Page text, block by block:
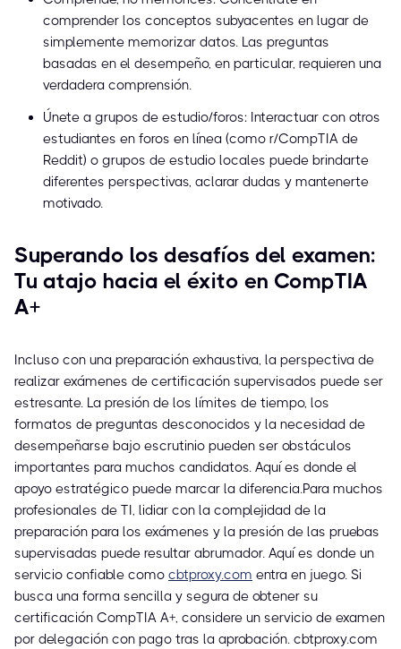
comprender los conceptos subyacentes en lugar de
simplemente memorizar datos. Las preguntas
basadas en el desempeño, en particular, requieren una
verdadera comprensión.
Únete a grupos de estudio/foros: Interactuar con otros
estudiantes en foros en línea (como r/CompTIA de
Reddit) o grupos de estudio locales puede brindarte
diferentes perspectivas, aclarar dudas y mantenerte
motivado.
Superando los desafíos del examen:
Tu atajo hacia el éxito en CompTIA
A+
Incluso con una preparación exhaustiva, la perspectiva de
realizar exámenes de certificación supervisados puede ser
estresante. La presión de los límites de tiempo, los
formatos de preguntas desconocidos y la necesidad de
desempeñarse bajo escrutinio pueden ser obstáculos
importantes para muchos candidatos. Aquí es donde el
apoyo estratégico puede marcar la diferencia.Para muchos
profesionales de TI, lidiar con la complejidad de la
preparación para los exámenes y la presión de las pruebas
supervisadas puede resultar abrumador. Aquí es donde un
servicio confiable como cbtproxy.com entra en juego. Si
busca una forma sencilla y segura de obtener su
certificación CompTIA A+, considere un servicio de examen
por delegación con pago tras la aprobación. cbtproxy.com